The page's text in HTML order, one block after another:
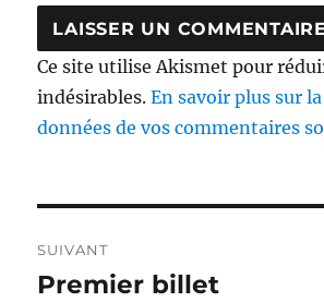
Ce site utilise Akismet pour
indésirables.En savoir plus sur
données de vos commentaires
de
SUIVANT
Publication
Premier billet